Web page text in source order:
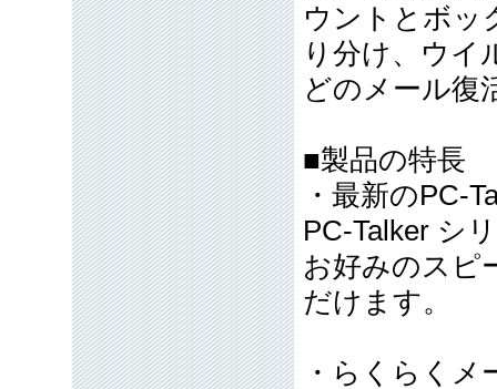
ウントとボッ
り分け、ウイ
どのメール復
■製品の特長
・最新のPC-
PC-Talker シ
お好みのスピ
だけます。
・らくらくメ